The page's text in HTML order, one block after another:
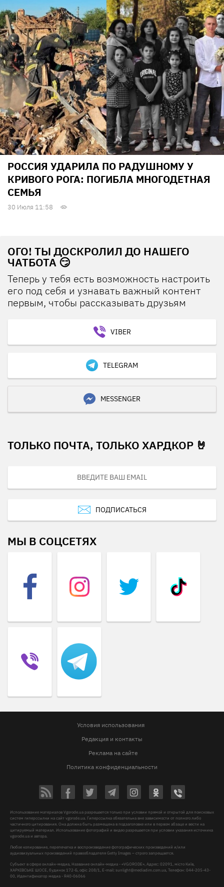
РОССИЯ УДАРИЛА ПО РАДУШНОМУ У
КРИВОГО РОГА: ПОГИБЛА МНОГОДЕТНАЯ
СЕМЬЯ
30 Июля 11:58
ОГО! ТЫ ДОСКРОЛИЛ ДО НАШЕГО
ЧАТБОТА 😏
Теперь у тебя есть возможность настроить
его под себя и узнавать важный контент
первым, чтобы рассказывать друзьям
VIBER
TELEGRAM
MESSENGER
ТОЛЬКО ПОЧТА, ТОЛЬКО ХАРДКОР 🤘
ПОДПИСАТЬСЯ
МЫ В СОЦСЕТЯХ
Условия использования
Редакция и контакты
Реклама на сайте
Политика конфиденциальности
Использование материалов Vgorode.ua разрешается только при условии прямой и открытой для поисковых
систем гиперссылки на сайт vgorode.ua. Гиперссылка обязательна вне зависимости от полного либо
частичного цитирования. Она должна быть размещена в подзаголовке или в первом абзаце и вести на
цитируемый материал. Использование фотографий и видео разрешается при условии указания источника
vgorode.ua и автора.
Любое копирование, перепечатка и воспроизведение фотографических произведений и/или
аудиовизуальных произведений правообладателя Getty Images – строго запрещается.
Субъект в сфере онлайн-медиа, Название онлайн-медиа - «VGORODE», Адрес: 02091, місто Київ,
ХАРКІВСЬКЕ ШОСЕ, будинок 172-Б, офіс 208/1, E-mail:sunlight@mediadim.com.ua , Телефон: 044-205-43-
00, Идентификатор медиа - R40-06066